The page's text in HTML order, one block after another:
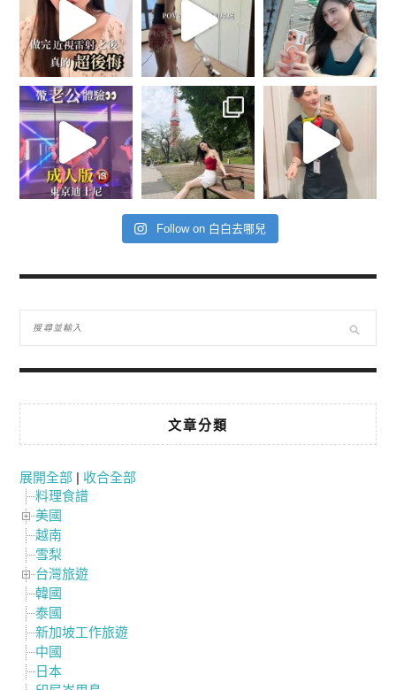
Follow on 白白去哪兒
文章分類
展開全部 | 收合全部
料理食譜
美國
越南
雪梨
台灣旅遊
韓國
泰國
新加坡工作旅遊
中國
日本